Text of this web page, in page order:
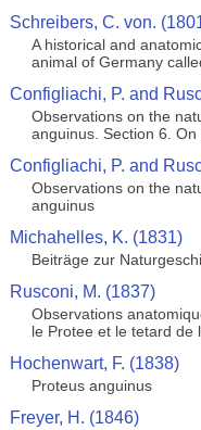
Schreibers, C. von.
A historical and
animal of Germany
Configliachi, P. and
Observations on the
anguinus. Section 6.
Configliachi, P. and
Observations on the
anguinus
Michahelles, K. (1831)
Beiträge zur
Rusconi, M. (1837)
Observations
le Protee et le tetard de
Hochenwart, F. (1838)
Proteus anguinus
Freyer, H. (1846)